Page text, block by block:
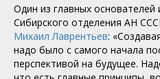
Один из главных основателей
Сибирского отделения АН
Михаил Лаврентьев:
надо было с самого начала
перспективой на будущее.